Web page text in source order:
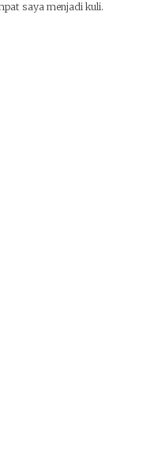
saya menjadi kuli.